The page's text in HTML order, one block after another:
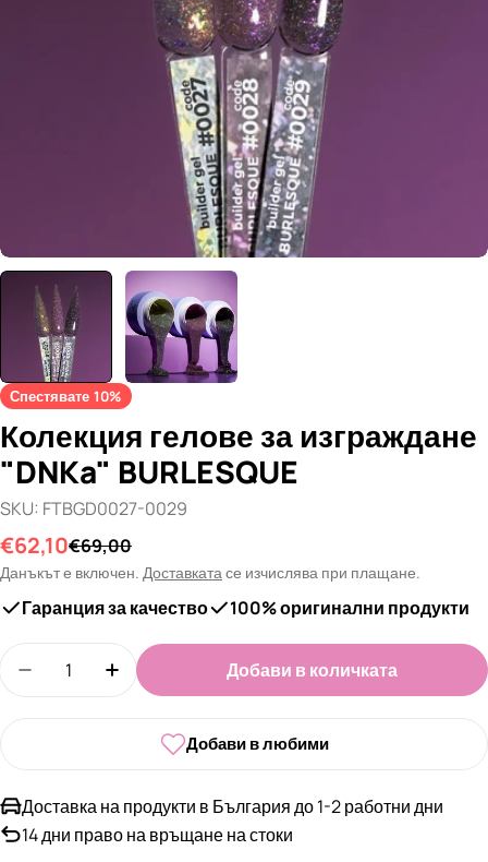
медия 0 в прозорец
Спестявате 10%
Колекция гелове за изграждане
"DNKa" BURLESQUE
SKU: FTBGD0027-0029
Промо
цена
€62,10
Редовна
цена
€69,00
Данъкът е включен. Доставката се изчислява при плащане.
Гаранция за качество 100% оригинални продукти
Количество
Намали количеството за Колекция гелове за
Увеличи количеството за Колекция
Добави в количката
Добави в любими
Доставка на продукти в България до 1-2 работни дни
14 дни право на връщане на стоки